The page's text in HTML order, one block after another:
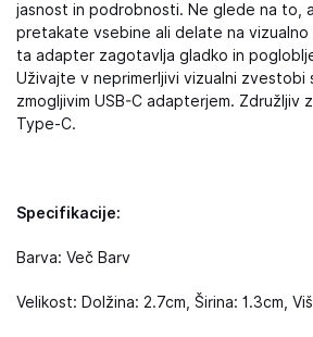
jasnost in podrobnosti. Ne glede na to,
pretakate vsebine ali delate na vizualno
ta adapter zagotavlja gladko in
Uživajte v neprimerljivi vizualni zvestobi
zmogljivim USB-C adapterjem. Združljiv
Type-C.
Specifikacije:
Barva: Več Barv
Velikost: Dolžina: 2.7cm, Širina: 1.3cm,